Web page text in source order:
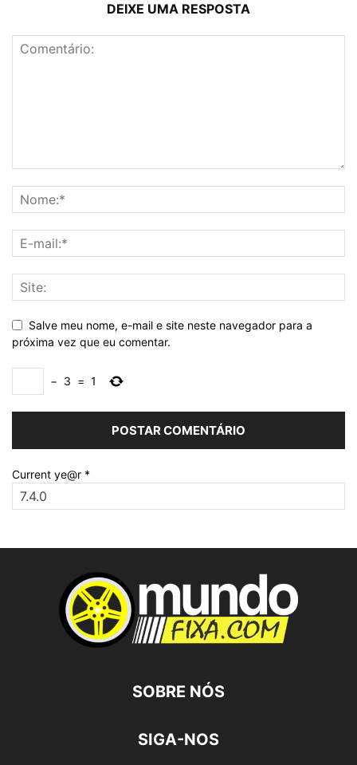
DEIXE UMA RESPOSTA
Salve meu nome, e-mail e site neste navegador para a
próxima vez que eu comentar.
− 3 = 1
Current ye@r *
SOBRE NÓS
SIGA-NOS